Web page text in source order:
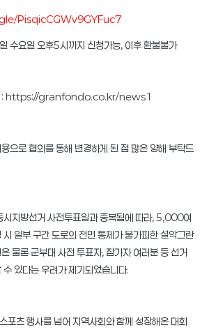
PisqicCGWv9GYFuc7
요일 오후5시까지 신청가능, 이후 환불불가
크 : https://granfondo.co.kr/news1
으로 협의를 통해 변경하게 된 점 많은 양해 부탁드
지방선거 사전투표일과 중복됨에 따라, 5,000여
시 일부 구간 도로의 전면 통제가 불가피한 설악그란
물론 군부대 사전 투표자, 참가자 여러분 등 선거
있다는 우려가 제기되었습니다.
포츠 행사를 넘어 지역사회와 함께 성장해온 대회